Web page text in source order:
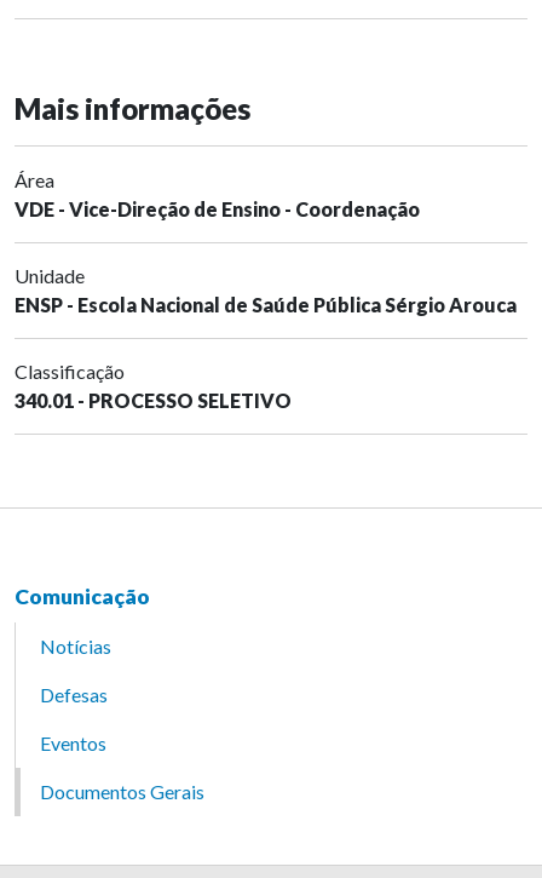
Mais informações
Área
VDE - Vice-Direção de Ensino - Coordenação
Unidade
ENSP - Escola Nacional de Saúde Pública Sérgio Arouca
Classificação
340.01 - PROCESSO SELETIVO
Comunicação
Notícias
Defesas
Eventos
Documentos Gerais